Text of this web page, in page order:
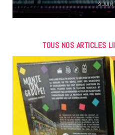
9 JUIN
TOUS NOS ARTICLES